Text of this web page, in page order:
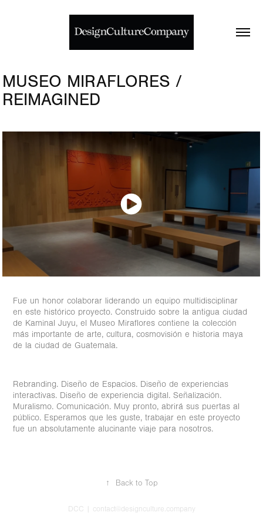
MUSEO MIRAFLORES /
REIMAGINED
Fue un honor colaborar liderando un equipo multidisciplinar
en este histórico proyecto. Construido sobre la antigua ciudad
de Kaminal Juyu, el Museo Miraflores contiene la colección
más importante de arte, cultura, cosmovisión e historia maya
de la ciudad de Guatemala.
Rebranding. Diseño de Espacios. Diseño de experiencias
interactivas. Diseño de experiencia digital. Señalización.
Muralismo. Comunicación. Muy pronto, abrirá sus puertas al
público. Esperamos que les guste, trabajar en este proyecto
fue un absolutamente alucinante viaje para nosotros.
↑ Back to Top
DCC | contact@designculture.company